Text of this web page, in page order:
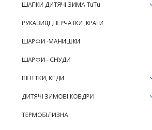
ШАПКИ ДИТЯЧІ ЗИМА TuTu
РУКАВИЦІ ,ПЕРЧАТКИ ,КРАГИ
ШАРФИ -МАНИШКИ
ШАРФИ - СНУДИ
ПІНЕТКИ, КЕДИ
ДИТЯЧІ ЗИМОВІ КОВДРИ
ТЕРМОБІЛИЗНА